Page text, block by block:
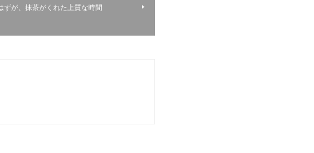
ずが、抹茶がくれた上質な時間